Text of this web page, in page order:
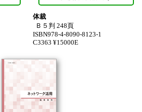
体裁
Ｂ５判 248頁
ISBN978-4-8090-8123-1
C3363 ¥15000E